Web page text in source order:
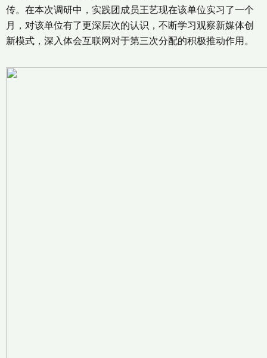
传。在本次调研中，实践团成员王艺现在该单位实习了一个
月，对该单位有了更深层次的认识，不断学习观察新媒体创
新模式，深入体会互联网对于第三次分配的积极推动作用。